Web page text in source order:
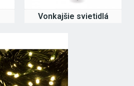
Vonkajšie svietidlá